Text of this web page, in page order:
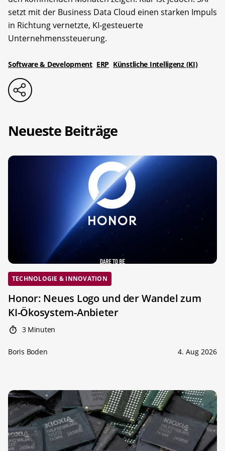
setzt mit der Business Data Cloud einen starken Impuls
in Richtung vernetzte, KI-gesteuerte
Unternehmenssteuerung.
Software & Development ERP Künstliche Intelligenz (KI)
Neueste Beiträge
TECHNOLOGIE & INNOVATION
Honor: Neues Logo und der Wandel zum
KI-Ökosystem-Anbieter
3 Minuten
Boris Boden 4. Aug 2026